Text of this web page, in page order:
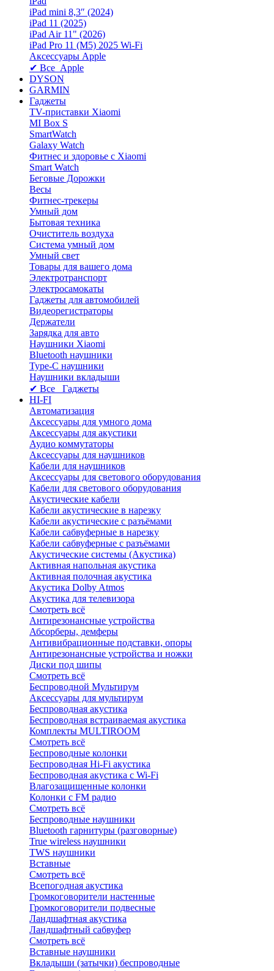
iPad mini 8,3″ (2024)
iPad 11 (2025)
iPad Air 11" (2026)
iPad Pro 11 (M5) 2025 Wi-Fi
Аксессуары Apple
✔ Все Apple
DYSON
GARMIN
Гаджеты
TV-приставки Xiaomi
MI Box S
SmartWatch
Galaxy Watch
Фитнес и здоровье с Xiaomi
Smart Watch
Беговые Дорожки
Весы
Фитнес-трекеры
Умный дом
Бытовая техника
Очиститель воздуха
Система умный дом
Умный свет
Товары для вашего дома
Электротранспорт
Электросамокаты
Гаджеты для автомобилей
Видеорегистраторы
Держатели
Зарядка для авто
Наушники Xiaomi
Bluetooth наушники
Type-C наушники
Наушники вкладыши
✔ Все Гаджеты
HI-FI
Автоматизация
Аксессуары для умного дома
Аксессуары для акустики
Аудио коммутаторы
Аксессуары для наушников
Кабели для наушников
Аксессуары для светового оборудования
Кабели для светового оборудования
Акустические кабели
Кабели акустические в нарезку
Кабели акустические с разъёмами
Кабели сабвуферные в нарезку
Кабели сабвуферные с разъёмами
Акустические системы (Акустика)
Активная напольная акустика
Активная полочная акустика
Акустика Dolby Atmos
Акустика для телевизора
Смотреть всё
Антирезонансные устройства
Абсорберы, демферы
Антивибрационные подставки, опоры
Антирезонансные устройства и ножки
Диски под шипы
Смотреть всё
Беспроводной Мультирум
Аксессуары для мультирум
Беспроводная акустика
Беспроводная встраиваемая акустика
Комплекты MULTIROOM
Смотреть всё
Беспроводные колонки
Беспроводная Hi-Fi акустика
Беспроводная акустика с Wi-Fi
Влагозащищенные колонки
Колонки с FM радио
Смотреть всё
Беспроводные наушники
Bluetоoth гарнитуры (разговорные)
True wireless наушники
TWS наушники
Вставные
Смотреть всё
Всепогодная акустика
Громкоговорители настенные
Громкоговорители подвесные
Ландшафтная акустика
Ландшафтный сабвуфер
Смотреть всё
Вставные наушники
Вкладыши (затычки) беспроводные